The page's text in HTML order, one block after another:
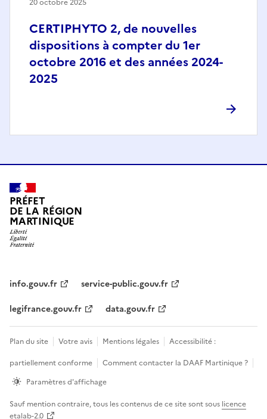
CERTIPHYTO 2, de nouvelles
dispositions à compter du 1er
octobre 2016 et des années 2024-
2025
20 octobre 2025
PRÉFET
DE LA RÉGION
MARTINIQUE
info.gouv.fr
service-public.gouv.fr
legifrance.gouv.fr
data.gouv.fr
Plan du site Votre avis Mentions légales
Accessibilité :
partiellement conforme
Comment contacter la DAAF Martinique ?
Paramètres d'affichage
Sauf mention contraire, tous les contenus de ce site sont sous licence
etalab-2.0